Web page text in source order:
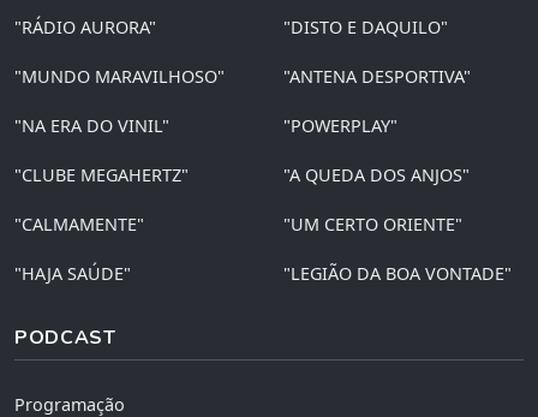
"RÁDIO AURORA" "DISTO E DAQUILO"
"MUNDO MARAVILHOSO" "ANTENA DESPORTIVA"
"NA ERA DO VINIL" "POWERPLAY"
"CLUBE MEGAHERTZ" "A QUEDA DOS ANJOS"
"CALMAMENTE" "UM CERTO ORIENTE"
"HAJA SAÚDE" "LEGIÃO DA BOA VONTADE"
PODCAST
Programação